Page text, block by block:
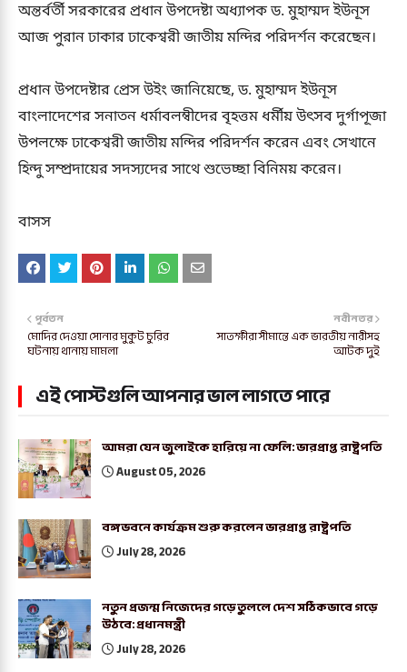
অন্তর্বর্তী সরকারের প্রধান উপদেষ্টা অধ্যাপক ড. মুহাম্মদ ইউনূস
আজ পুরান ঢাকার ঢাকেশ্বরী জাতীয় মন্দির পরিদর্শন করেছেন।
প্রধান উপদেষ্টার প্রেস উইং জানিয়েছে, ড. মুহাম্মদ ইউনূস
বাংলাদেশের সনাতন ধর্মাবলম্বীদের বৃহত্তম ধর্মীয় উৎসব দুর্গাপূজা
উপলক্ষে ঢাকেশ্বরী জাতীয় মন্দির পরিদর্শন করেন এবং সেখানে
হিন্দু সম্প্রদায়ের সদস্যদের সাথে শুভেচ্ছা বিনিময় করেন।
বাসস
নবীনতর
সাতক্ষীরা সীমান্তে এক ভারতীয় নারীসহ
আটক দুই
পূর্বতন
মোদির দেওয়া সোনার মুকুট চুরির
ঘটনায় থানায় মামলা
এই পোস্টগুলি আপনার ভাল লাগতে পারে
আমরা যেন জুলাইকে হারিয়ে না ফেলি: ভারপ্রাপ্ত রাষ্ট্রপতি
August 05, 2026
বঙ্গভবনে কার্যক্রম শুরু করলেন ভারপ্রাপ্ত রাষ্ট্রপতি
July 28, 2026
নতুন প্রজন্ম নিজেদের গড়ে তুললে দেশ সঠিকভাবে গড়ে
উঠবে: প্রধানমন্ত্রী
July 28, 2026